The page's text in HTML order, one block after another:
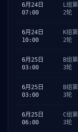
6月24日
07:00
L组第
2轮
6月24日
10:00
K组第
2轮
6月25日
03:00
B组第
3轮
6月25日
03:00
B组第
3轮
6月25日
06:00
C组第
3轮